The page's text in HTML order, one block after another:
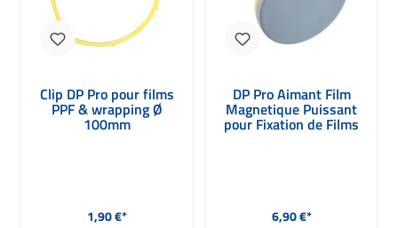
Clip DP Pro pour films
PPF & wrapping Ø
100mm
Prix régulier :
1,90 €*
DP Pro Aimant Film
Magnetique Puissant
pour Fixation de Films
Prix régulier :
6,90 €*